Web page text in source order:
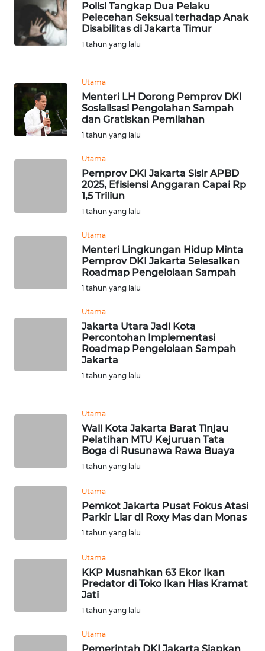
Polisi Tangkap Dua Pelaku
Pelecehan Seksual terhadap Anak
Disabilitas di Jakarta Timur
1 tahun yang lalu
Utama
Menteri LH Dorong Pemprov DKI
Sosialisasi Pengolahan Sampah
dan Gratiskan Pemilahan
1 tahun yang lalu
Utama
Pemprov DKI Jakarta Sisir APBD
2025, Efisiensi Anggaran Capai Rp
1,5 Triliun
1 tahun yang lalu
Utama
Menteri Lingkungan Hidup Minta
Pemprov DKI Jakarta Selesaikan
Roadmap Pengelolaan Sampah
1 tahun yang lalu
Utama
Jakarta Utara Jadi Kota
Percontohan Implementasi
Roadmap Pengelolaan Sampah
Jakarta
1 tahun yang lalu
Utama
Wali Kota Jakarta Barat Tinjau
Pelatihan MTU Kejuruan Tata
Boga di Rusunawa Rawa Buaya
1 tahun yang lalu
Utama
Pemkot Jakarta Pusat Fokus Atasi
Parkir Liar di Roxy Mas dan Monas
1 tahun yang lalu
Utama
KKP Musnahkan 63 Ekor Ikan
Predator di Toko Ikan Hias Kramat
Jati
1 tahun yang lalu
Utama
REDAKSI
KARIR
Wahana
News
Regional
WN
JAKARTA
WN
WN
WN